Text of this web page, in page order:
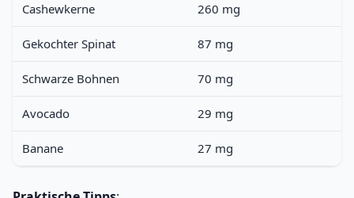
Cashewkerne 260 mg
Gekochter Spinat 87 mg
Schwarze Bohnen 70 mg
Avocado 29 mg
Banane 27 mg